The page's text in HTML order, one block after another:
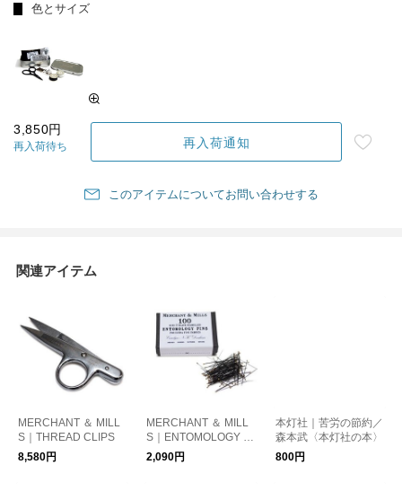
色とサイズ
3,850円
再入荷待ち 再入荷通知
このアイテムについてお問い合わせする
関連アイテム
MERCHANT ＆ MILL
S｜THREAD CLIPS
8,580円
MERCHANT ＆ MILL
S｜ENTOMOLOGY PI
NS
2,090円
本灯社｜苦労の節約／
森本武〈本灯社の本〉
800円